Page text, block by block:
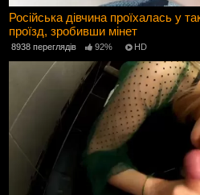
Російська дівчина проїхалась у
проїзд, зробивши мінет
8938 переглядів 92% HD